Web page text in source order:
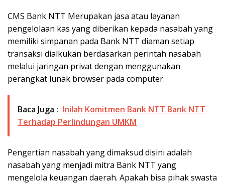
CMS Bank NTT Merupakan jasa atau layanan
pengelolaan kas yang diberikan kepada nasabah yang
memiliki simpanan pada Bank NTT diaman setiap
transaksi dialkukan berdasarkan perintah nasabah
melalui jaringan privat dengan menggunakan
perangkat lunak browser pada computer.
Baca Juga : Inilah Komitmen Bank NTT Bank NTT
Terhadap Perlindungan UMKM
Pengertian nasabah yang dimaksud disini adalah
nasabah yang menjadi mitra Bank NTT yang
mengelola keuangan daerah. Apakah bisa pihak swasta